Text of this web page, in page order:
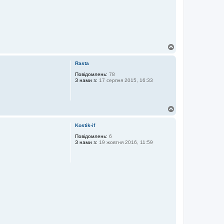
Rasta
Повідомлень: 78
З нами з: 17 серпня 2015, 16:33
Kostik-if
Повідомлень: 6
З нами з: 19 жовтня 2016, 11:59